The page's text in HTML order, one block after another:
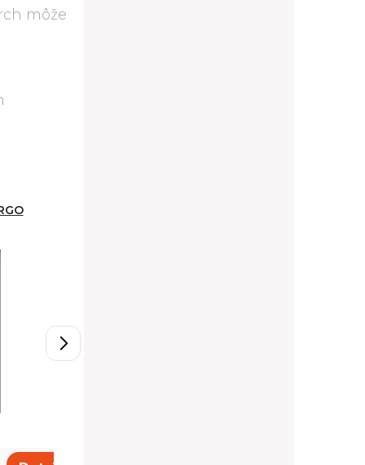
môže